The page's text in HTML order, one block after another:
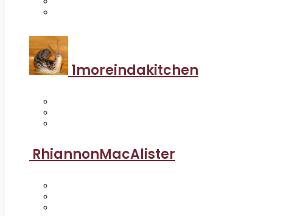
1moreindakitchen
RhiannonMacAlister